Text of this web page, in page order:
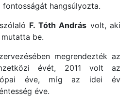
fontosságát hangsúlyozta.
F. Tóth András volt, aki
be.
megrendezték az
évét, 2011 volt az
éve, míg az idei év
éve.